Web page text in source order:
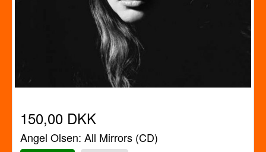
150,00 DKK
Angel Olsen: All Mirrors (CD)